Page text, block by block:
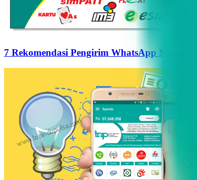
7 Rekomendasi Pengirim WhatsApp Massal